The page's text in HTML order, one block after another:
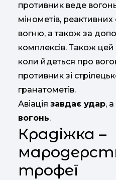
противник веде вогонь
мінометів,
вогню, а також за
комплексів. Також
коли йдеться про
противник зі
гранатометів.
Авіація завдає удар,
вогонь.
Крадіжка –
трофеї